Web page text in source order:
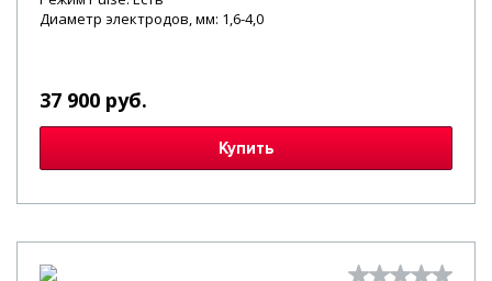
Диаметр электродов, мм: 1,6-4,0
37 900 руб.
Купить